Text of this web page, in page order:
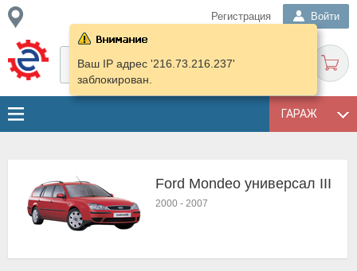
Регистрация Войти
ГАРАЖ
Ваш IP адрес '216.73.216.237'
заблокирован.
Ford Mondeo универсал III
2000 - 2007